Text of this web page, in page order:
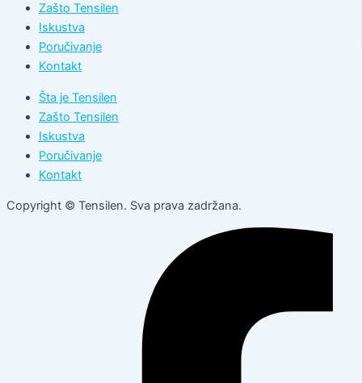
Zašto Tensilen
Iskustva
Poručivanje
Kontakt
Šta je Tensilen
Zašto Tensilen
Iskustva
Poručivanje
Kontakt
Copyright © Tensilen. Sva prava zadržana.